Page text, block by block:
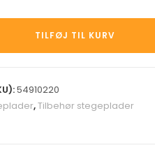
TILFØJ TIL KURV
54910220
,Tilbehør stegeplader